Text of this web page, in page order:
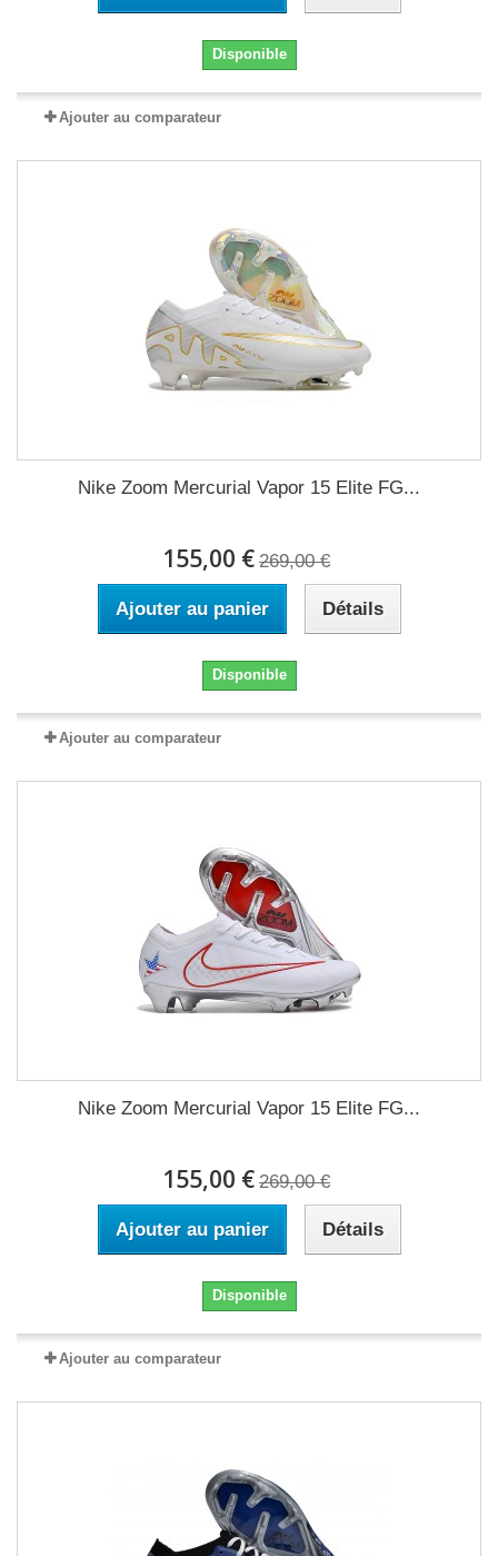
Disponible
Ajouter au comparateur
Nike Zoom Mercurial Vapor 15 Elite FG...
155,00 € 269,00 €
Ajouter au panier Détails
Disponible
Ajouter au comparateur
Nike Zoom Mercurial Vapor 15 Elite FG...
155,00 € 269,00 €
Ajouter au panier Détails
Disponible
Ajouter au comparateur